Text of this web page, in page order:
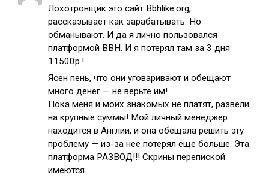
Лохотронщик это сайт Bbhlike.org,
рассказывает как зарабатывать. Но
обманывают. И да я лично пользовался
платформой BBH. И я потерял там за 3 дня
11500р.!
Ясен пень, что они уговаривают и обещают
много денег — не верьте им!
Пока меня и моих знакомых не платят, развели
на крупные суммы! Мой личный менеджер
находится в Англии, и она обещала решить эту
проблему — из-за нее потерял еще больше. Эта
платформа РАЗВОД!!! Скрины перепиской
имеются.